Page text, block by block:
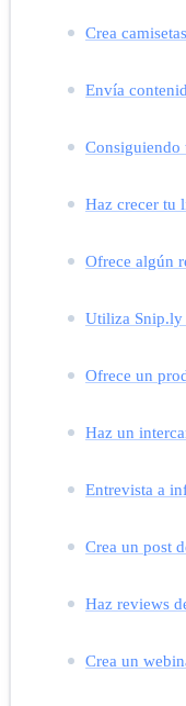
Crea
Envía
Consiguiendo
Haz crecer tu
Ofrece algún
Utiliza Snip.ly
Ofrece un
Haz un
Entrevista a
Crea un post
Haz reviews
Crea un